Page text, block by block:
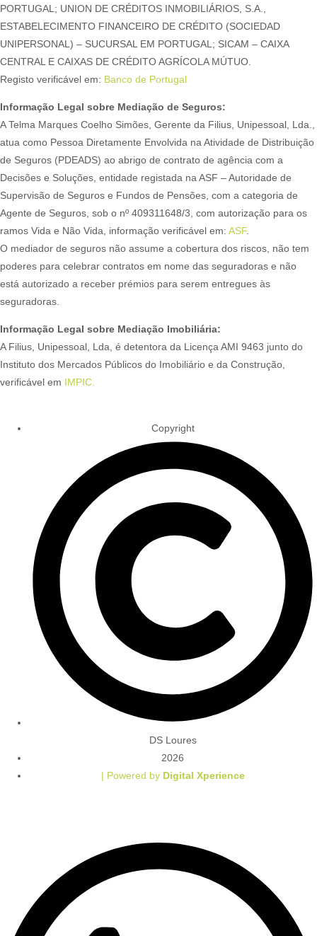
PORTUGAL; UNION DE CRÉDITOS INMOBILIÁRIOS, S.A.,
ESTABELECIMENTO FINANCEIRO DE CRÉDITO (SOCIEDAD
UNIPERSONAL) – SUCURSAL EM PORTUGAL; SICAM – CAIXA
CENTRAL E CAIXAS DE CRÉDITO AGRÍCOLA MÚTUO.
Registo verificável em: Banco de Portugal
Informação Legal sobre Mediação de Seguros:
A Telma Marques Coelho Simões, Gerente da Filius, Unipessoal, Lda.,
atua como Pessoa Diretamente Envolvida na Atividade de Distribuição
de Seguros (PDEADS) ao abrigo de contrato de agência com a
Decisões e Soluções, entidade registada na ASF – Autoridade de
Supervisão de Seguros e Fundos de Pensões, com a categoria de
Agente de Seguros, sob o nº 409311648/3, com autorização para os
ramos Vida e Não Vida, informação verificável em: ASF.
O mediador de seguros não assume a cobertura dos riscos, não tem
poderes para celebrar contratos em nome das seguradoras e não
está autorizado a receber prémios para serem entregues às
seguradoras.
Informação Legal sobre Mediação Imobiliária:
A Filius, Unipessoal, Lda, é detentora da Licença AMI 9463 junto do
Instituto dos Mercados Públicos do Imobiliário e da Construção,
verificável em IMPIC.
Copyright
DS Loures
2026
| Powered by Digital Xperience